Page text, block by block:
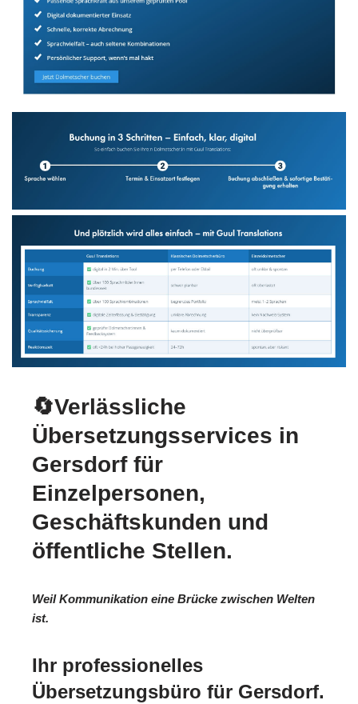
🔄Verlässliche
Übersetzungsservices in
Gersdorf für
Einzelpersonen,
Geschäftskunden und
öffentliche Stellen.
Weil Kommunikation eine Brücke zwischen Welten
ist.
Ihr professionelles
Übersetzungsbüro für Gersdorf.